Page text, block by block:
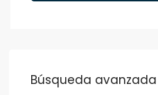
Búsqueda avanzada